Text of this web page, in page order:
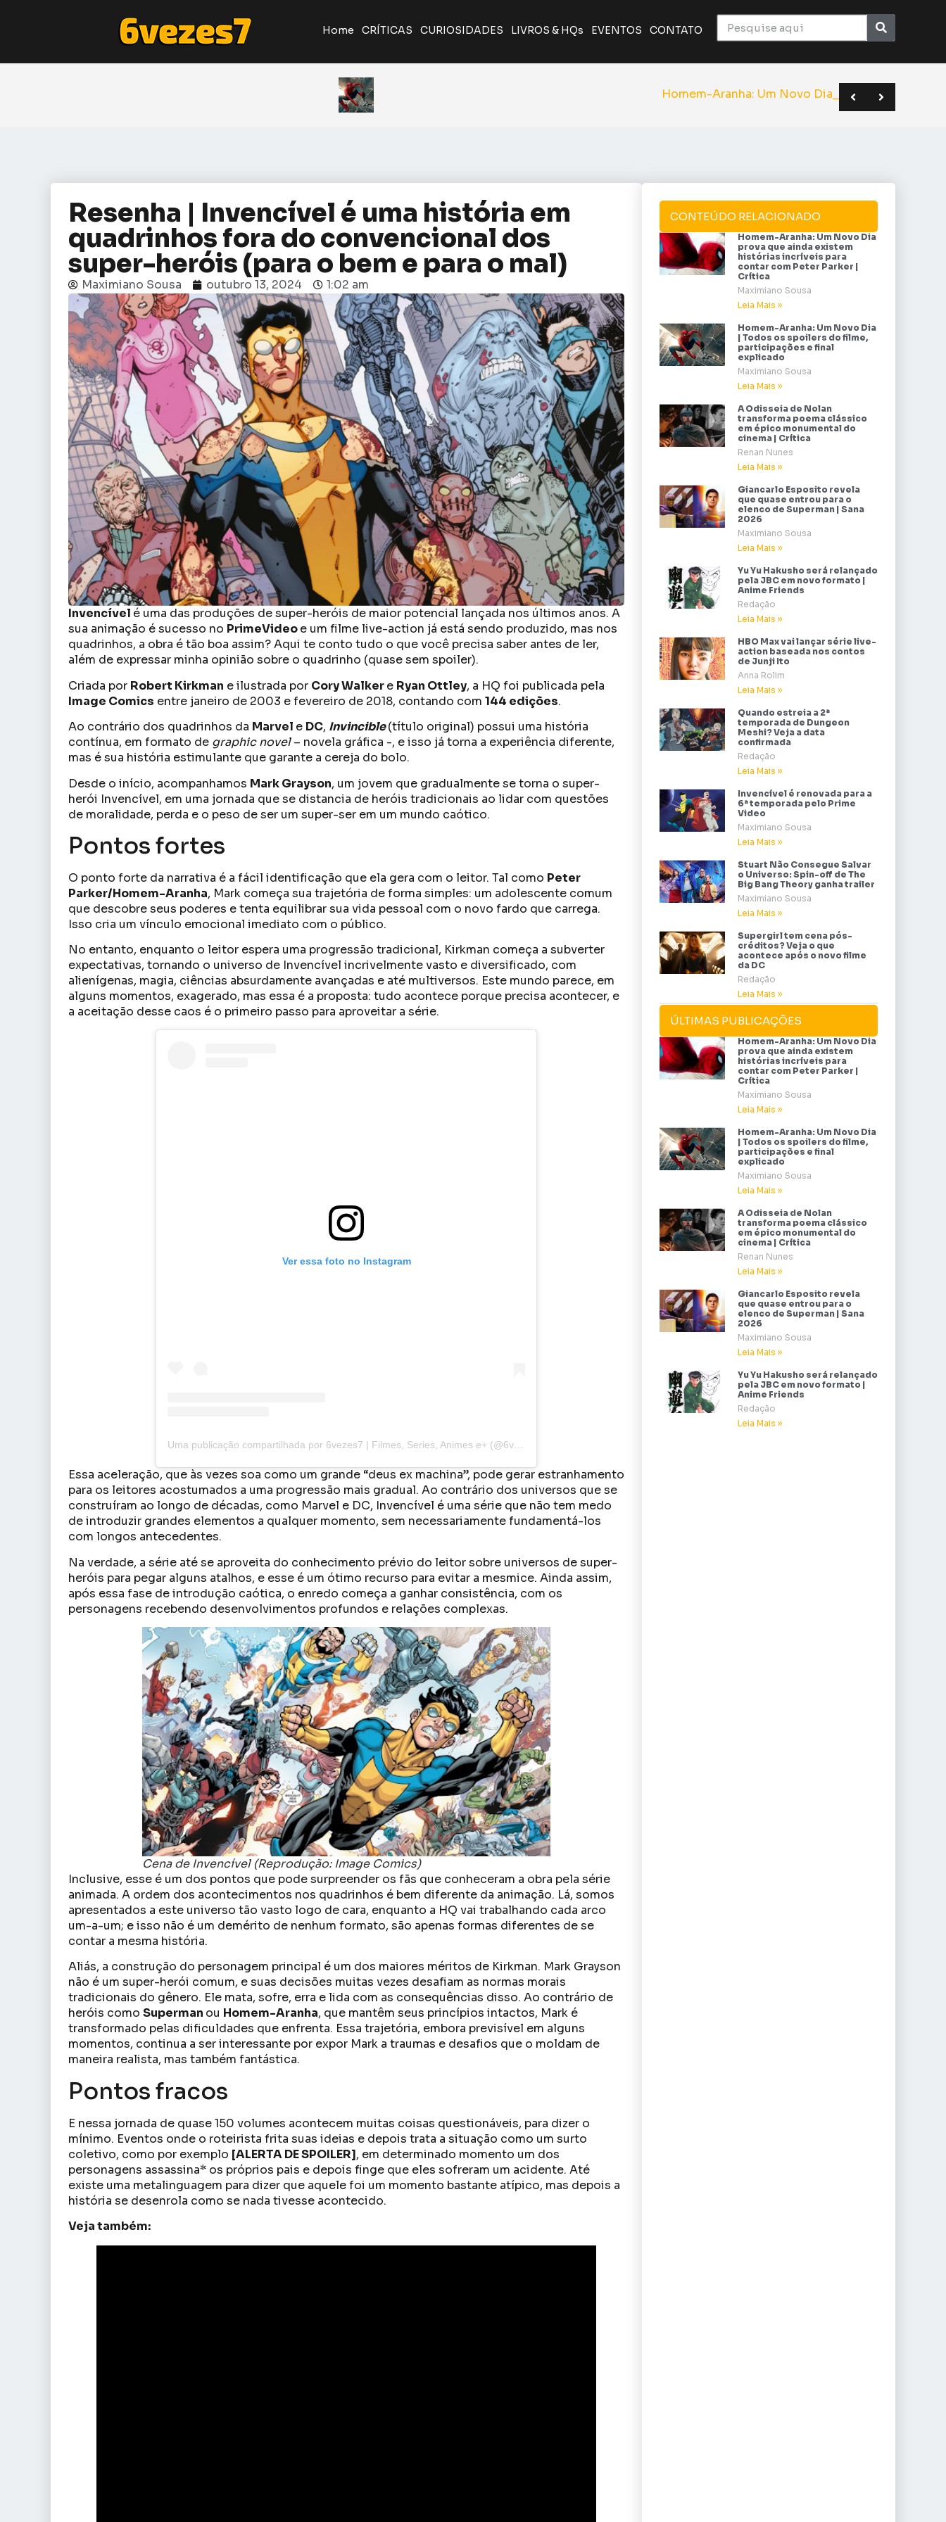
Home CRÍTICAS CURIOSIDADES LIVROS & HQs EVENTOS CONTATO
Homem-Aranha: Um Novo Dia | Todos os spoilers do film
A Odisseia de Nolan transforma poema clássico em épico monumental do cinema | Crítica
Giancarlo Esposito revela que quase entrou para o elenco de Superman | Sana 2026
Yu Yu Hakusho será relançado pela JBC em novo formato | Anime Friends
Resenha | Invencível é uma história em
quadrinhos fora do convencional dos
super-heróis (para o bem e para o mal)
Maximiano Sousa outubro 13, 2024 1:02 am
Invencível é uma das produções de super-heróis de maior potencial lançada nos últimos anos. A
sua animação é sucesso no PrimeVideoe um filme live-action já está sendo produzido, mas nos
quadrinhos, a obra é tão boa assim? Aqui te conto tudo o que você precisa saber antes de ler,
além de expressar minha opinião sobre o quadrinho (quase sem spoiler).
Criada por Robert Kirkman e ilustrada por Cory Walkere Ryan Ottley, a HQ foi publicada pela
Image Comics entre janeiro de 2003 e fevereiro de 2018, contando com 144 edições.
Ao contrário dos quadrinhos da Marvel e DC, Invincible(título original) possui uma história
contínua, em formato de graphic novel– novela gráfica -, e isso já torna a experiência diferente,
mas é sua história estimulante que garante a cereja do bolo.
Desde o início, acompanhamos Mark Grayson, um jovem que gradualmente se torna o super-
herói Invencível, em uma jornada que se distancia de heróis tradicionais ao lidar com questões
de moralidade, perda e o peso de ser um super-ser em um mundo caótico.
Pontos fortes
O ponto forte da narrativa é a fácil identificação que ela gera com o leitor. Tal como Peter
Parker/Homem-Aranha, Mark começa sua trajetória de forma simples: um adolescente comum
que descobre seus poderes e tenta equilibrar sua vida pessoal com o novo fardo que carrega.
Isso cria um vínculo emocional imediato com o público.
No entanto, enquanto o leitor espera uma progressão tradicional, Kirkman começa a subverter
expectativas, tornando o universo de Invencível incrivelmente vasto e diversificado, com
alienígenas, magia, ciências absurdamente avançadas e até multiversos. Este mundo parece, em
alguns momentos, exagerado, mas essa é a proposta: tudo acontece porque precisa acontecer, e
a aceitação desse caos é o primeiro passo para aproveitar a série.
Ver essa foto no Instagram
Uma publicação compartilhada por 6vezes7 | Filmes, Series, Animes e+ (@6vezes7)
Essa aceleração, que às vezes soa como um grande “deus ex machina”, pode gerar estranhamento
para os leitores acostumados a uma progressão mais gradual. Ao contrário dos universos que se
construíram ao longo de décadas, como Marvel e DC, Invencível é uma série que não tem medo
de introduzir grandes elementos a qualquer momento, sem necessariamente fundamentá-los
com longos antecedentes.
Na verdade, a série até se aproveita do conhecimento prévio do leitor sobre universos de super-
heróis para pegar alguns atalhos, e esse é um ótimo recurso para evitar a mesmice. Ainda assim,
após essa fase de introdução caótica, o enredo começa a ganhar consistência, com os
personagens recebendo desenvolvimentos profundos e relações complexas.
Cena de Invencível (Reprodução: Image Comics)
Inclusive, esse é um dos pontos que pode surpreender os fãs que conheceram a obra pela série
animada. A ordem dos acontecimentos nos quadrinhos é bem diferente da animação. Lá, somos
apresentados a este universo tão vasto logo de cara, enquanto a HQ vai trabalhando cada arco
um-a-um; e isso não é um demérito de nenhum formato, são apenas formas diferentes de se
contar a mesma história.
Aliás, a construção do personagem principal é um dos maiores méritos de Kirkman. Mark Grayson
não é um super-herói comum, e suas decisões muitas vezes desafiam as normas morais
tradicionais do gênero. Ele mata, sofre, erra e lida com as consequências disso. Ao contrário de
heróis como Superman ou Homem-Aranha, que mantêm seus princípios intactos, Mark é
transformado pelas dificuldades que enfrenta. Essa trajetória, embora previsível em alguns
momentos, continua a ser interessante por expor Mark a traumas e desafios que o moldam de
maneira realista, mas também fantástica.
Pontos fracos
E nessa jornada de quase 150 volumes acontecem muitas coisas questionáveis, para dizer o
mínimo. Eventos onde o roteirista frita suas ideias e depois trata a situação como um surto
coletivo, como por exemplo [ALERTA DE SPOILER], em determinado momento um dos
personagens assassina* os próprios pais e depois finge que eles sofreram um acidente. Até
existe uma metalinguagem para dizer que aquele foi um momento bastante atípico, mas depois a
história se desenrola como se nada tivesse acontecido.
Veja também:
CONTEÚDO RELACIONADO
Homem-Aranha: Um Novo Dia
prova que ainda existem
histórias incríveis para
contar com Peter Parker |
Crítica
Maximiano Sousa
Leia Mais »
Homem-Aranha: Um Novo Dia
| Todos os spoilers do filme,
participações e final
explicado
Maximiano Sousa
Leia Mais »
A Odisseia de Nolan
transforma poema clássico
em épico monumental do
cinema | Crítica
Renan Nunes
Leia Mais »
Giancarlo Esposito revela
que quase entrou para o
elenco de Superman | Sana
2026
Maximiano Sousa
Leia Mais »
Yu Yu Hakusho será relançado
pela JBC em novo formato |
Anime Friends
Redação
Leia Mais »
HBO Max vai lançar série live-
action baseada nos contos
de Junji Ito
Anna Rolim
Leia Mais »
Quando estreia a 2ª
temporada de Dungeon
Meshi? Veja a data
confirmada
Redação
Leia Mais »
Invencível é renovada para a
6ª temporada pelo Prime
Video
Maximiano Sousa
Leia Mais »
Stuart Não Consegue Salvar
o Universo: Spin-off de The
Big Bang Theory ganha trailer
Maximiano Sousa
Leia Mais »
Supergirl tem cena pós-
créditos? Veja o que
acontece após o novo filme
da DC
Redação
Leia Mais »
ÚLTIMAS PUBLICAÇÕES
Homem-Aranha: Um Novo Dia
prova que ainda existem
histórias incríveis para
contar com Peter Parker |
Crítica
Maximiano Sousa
Leia Mais »
Homem-Aranha: Um Novo Dia
| Todos os spoilers do filme,
participações e final
explicado
Maximiano Sousa
Leia Mais »
A Odisseia de Nolan
transforma poema clássico
em épico monumental do
cinema | Crítica
Renan Nunes
Leia Mais »
Giancarlo Esposito revela
que quase entrou para o
elenco de Superman | Sana
2026
Maximiano Sousa
Leia Mais »
Yu Yu Hakusho será relançado
pela JBC em novo formato |
Anime Friends
Redação
Leia Mais »